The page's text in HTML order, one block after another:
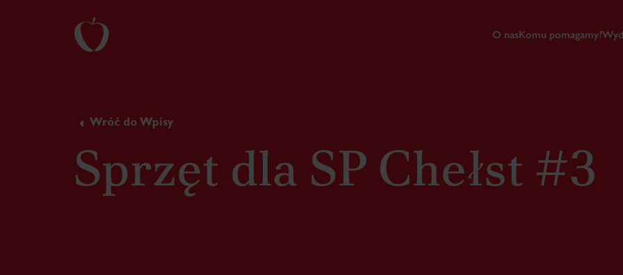
O nasKomu pomagamy?
Wróć do Wpisy
Sprzęt dla SP Chełst #3